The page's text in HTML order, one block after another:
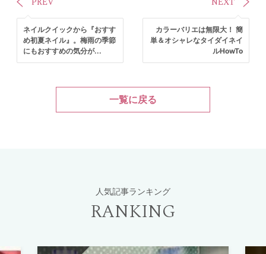
ネイルクイックから『おすす
め初夏ネイル』。梅雨の季節
にもおすすめの気分が...
カラーバリエは無限大！ 簡
単＆オシャレなタイダイネイ
ルHowTo
一覧に戻る
人気記事ランキング
RANKING